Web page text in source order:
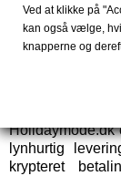
farverige kjoler
Køb
Thought.
hurtig levering,
Holidaymode.dk
lynhurtig
krypteret
Ved at klikke på
kan også vælge,
knapperne og